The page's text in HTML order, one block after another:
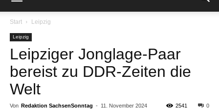
Start Leipzig
Leipzig
Leipziger Jonglage-Paar
bereist zu DDR-Zeiten die
Welt
Von Redaktion SachsenSonntag - 11. November 2024 0
2541